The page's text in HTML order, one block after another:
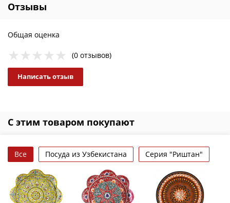
Отзывы
Общая оценка
(0 отзывов)
Написать отзыв
С этим товаром покупают
Все Посуда из Узбекистана Серия "Риштан"